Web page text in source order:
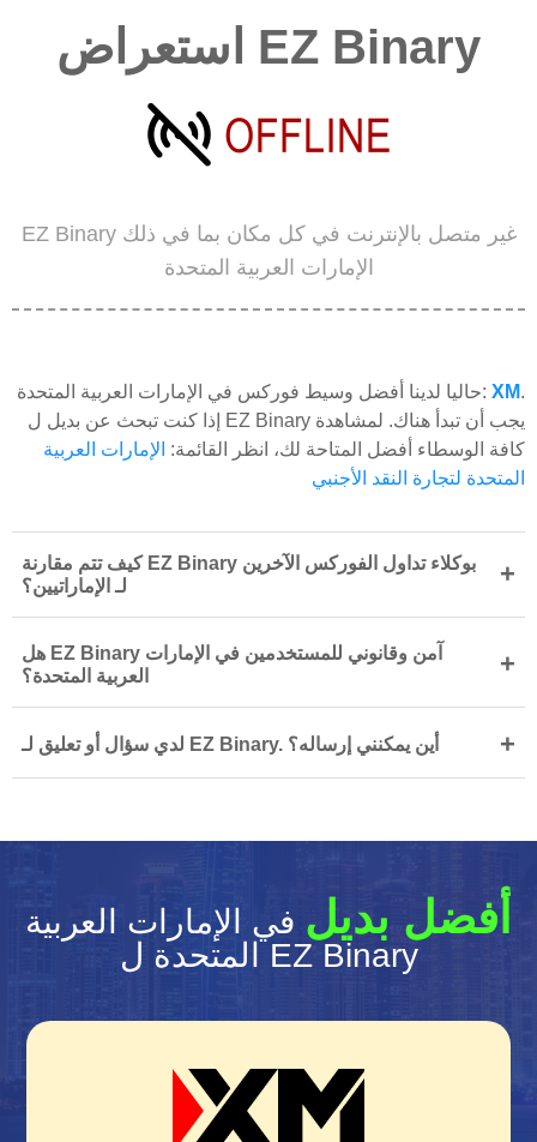
استعراض EZ Binary
EZ Binary غير متصل بالإنترنت في كل مكان بما في ذلك
الإمارات العربية المتحدة
حاليا لدينا أفضل وسيط فوركس في الإمارات العربية المتحدة: XM.
إذا كنت تبحث عن بديل ل EZ Binary يجب أن تبدأ هناك. لمشاهدة
كافة الوسطاء أفضل المتاحة لك، انظر القائمة: الإمارات العربية
المتحدة لتجارة النقد الأجنبي
كيف تتم مقارنة EZ Binary بوكلاء تداول الفوركس الآخرين
لـ الإماراتيين؟
+
هل EZ Binary آمن وقانوني للمستخدمين في الإمارات
العربية المتحدة؟
+
لدي سؤال أو تعليق لـ EZ Binary. أين يمكنني إرساله؟ +
أفضل بديل في الإمارات العربية
المتحدة ل EZ Binary